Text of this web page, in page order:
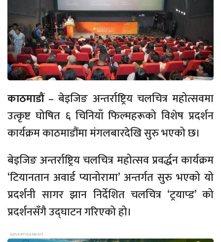
काठमाडौं – बेइजिङ अन्तर्राष्ट्रिय चलचित्र महोत्सवमा
उत्कृष्ट घोषित ६ चिनियाँ फिल्महरूको विशेष प्रदर्शन
कार्यक्रम काठमाडौंमा मंगलबारदेखि सुरु भएको छ।
बेइजिङ अन्तर्राष्ट्रिय चलचित्र महोत्सव प्रवर्द्धन कार्यक्रम
‘टियानतान अवार्ड प्यानोरामा’ अन्तर्गत सुरु भएको यो
प्रदर्शनी सागर झान निर्देशित चलचित्र ‘ट्रयाप्ड’ को
प्रदर्शनसँगै उद्‌घाटन गरिएको हो।